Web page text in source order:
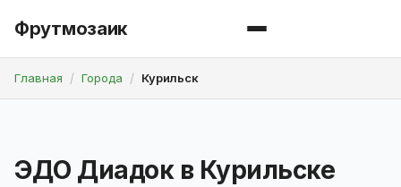
Фрутмозаик
Главная Города Курильск
ЭДО Диадок в Курильске